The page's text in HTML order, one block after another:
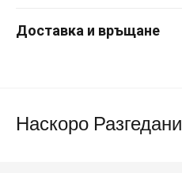
Доставка и връщане
Наскоро Разгедани